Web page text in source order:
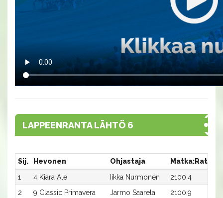
LAPPEENRANTA LÄHTÖ 6
Sij. Hevonen Ohjastaja Matka:Rata
1
4 Kiara Ale Iikka Nurmonen 2100:4
2
9 Classic Primavera Jarmo Saarela 2100:9